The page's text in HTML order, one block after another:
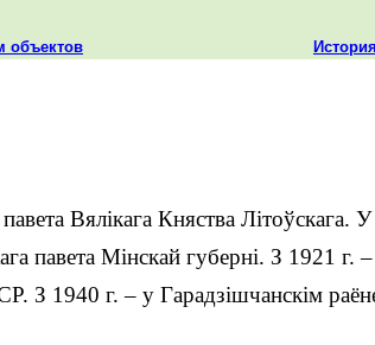
объектов
Вялікага Княства Літоўскага.
павета Мінскай губерні. З 1921
З 1940 г. – у Гарадзішчанскім